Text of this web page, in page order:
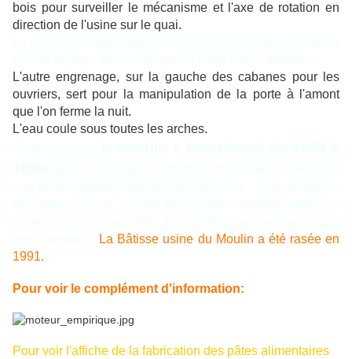
bois pour surveiller le mécanisme et l'axe de rotation en
direction de l'usine sur le quai.
L'autre engrenage, sur la gauche des cabanes pour les
ouvriers, sert pour la manipulation de la porte à l'amont
que l'on ferme la nuit.
L'eau coule sous toutes les arches.
La Bâtisse usine du Moulin a été rasée en
1991.
Pour voir le complément d'information:
Pour voir l'affiche de la fabrication des pâtes alimentaires